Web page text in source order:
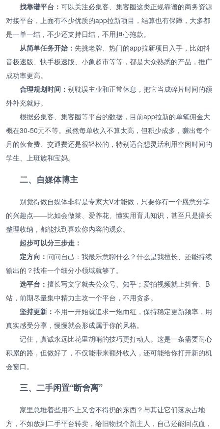
找靠谱平台： 可以关注必集客、集客圈这类正规靠谱的商务资源
对接平台，上面有不少优质的app拉新项目，结算也有保障，大多都
是一单一结，不少还支持日结，不用担心拖款。
从简单任务开始： 先挑老牌、热门的app拉新项目入手，比如抖
音极速版、快手极速版、小象超市等等，都是大众熟悉的产品，推广
成功率更高。
合理规划时间： 别耽误主业和正常休息，把它当成碎片时间的额
外补充就好。
根据必集客、集客圈等平台的数据，目前app拉新的单笔佣金大
概在30-50元不等。虽然每单收入不算太高，但积少成多，赚出每个
月的伙食费、交通费还是很轻松的，特别适合想灵活利用空闲时间的
学生、上班族和宝妈。
二、自媒体博主
别觉得做自媒体非得是专家大V才能做，只要你有一个愿意分享
的兴趣点——比如会做菜、爱养花、懂实用育儿知识，甚至只是擅长
整理收纳，都能找到喜欢你内容的观众。
起步可以分三步走：
定方向： 问问自己：我最乐意聊什么？什么是我擅长、还能持续
输出的？找准一个细分小领域就够了。
选平台： 擅长写文字就去公众号、知乎；爱拍视频就上抖音、B
站，前期尽量集中精力主攻一个平台，不用贪多。
坚持更新： 不用一开始就追求一炮而红，保持稳定更新频率，用
真实感受分享，慢慢就会形成属于你的风格。
记住，真诚永远比花里胡哨的技巧更打动人。这是一条需要耐心
积累的路，但做好了，不仅能带来额外收入，还可能给你打开新的机
会窗口。
三、二手闲置“断舍离”
家里总堆着些用不上又舍不得扔的东西？与其让它们落灰占地
方，不如放到二手平台转卖，给旧物找个新主人，自己还能回点血，